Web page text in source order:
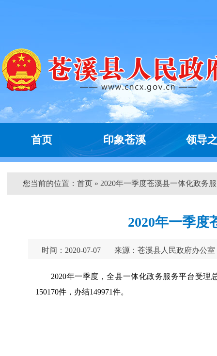
首页 印象苍溪 领导
您当前的位置： 首页 » 2020年一季度苍溪县一体化政务
2020年一季度
时间：2020-07-07 来源：苍溪县人民政府办公室
2020年一季度，全县一体化政务服务平台受理
150170件，办结149971件。